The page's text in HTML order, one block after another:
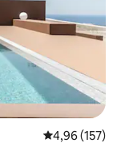
Gemiddelde
4,96 (157)